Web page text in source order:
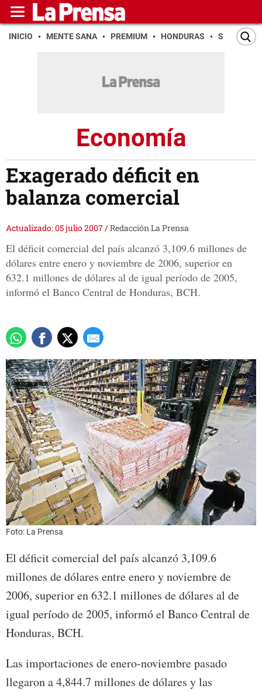
INICIO MENTE SANA PREMIUM HONDURAS SAN PEDRO
Economía
Exagerado déficit en
balanza comercial
Actualizado: 05 julio 2007/Redacción La Prensa
El déficit comercial del país alcanzó 3,109.6 millones de
dólares entre enero y noviembre de 2006, superior en
632.1 millones de dólares al de igual período de 2005,
informó el Banco Central de Honduras, BCH.
Foto: La Prensa
El déficit comercial del país alcanzó 3,109.6
millones de dólares entre enero y noviembre de
2006, superior en 632.1 millones de dólares al de
igual período de 2005, informó el Banco Central de
Honduras, BCH.
Las importaciones de enero-noviembre pasado
llegaron a 4,844.7 millones de dólares y las